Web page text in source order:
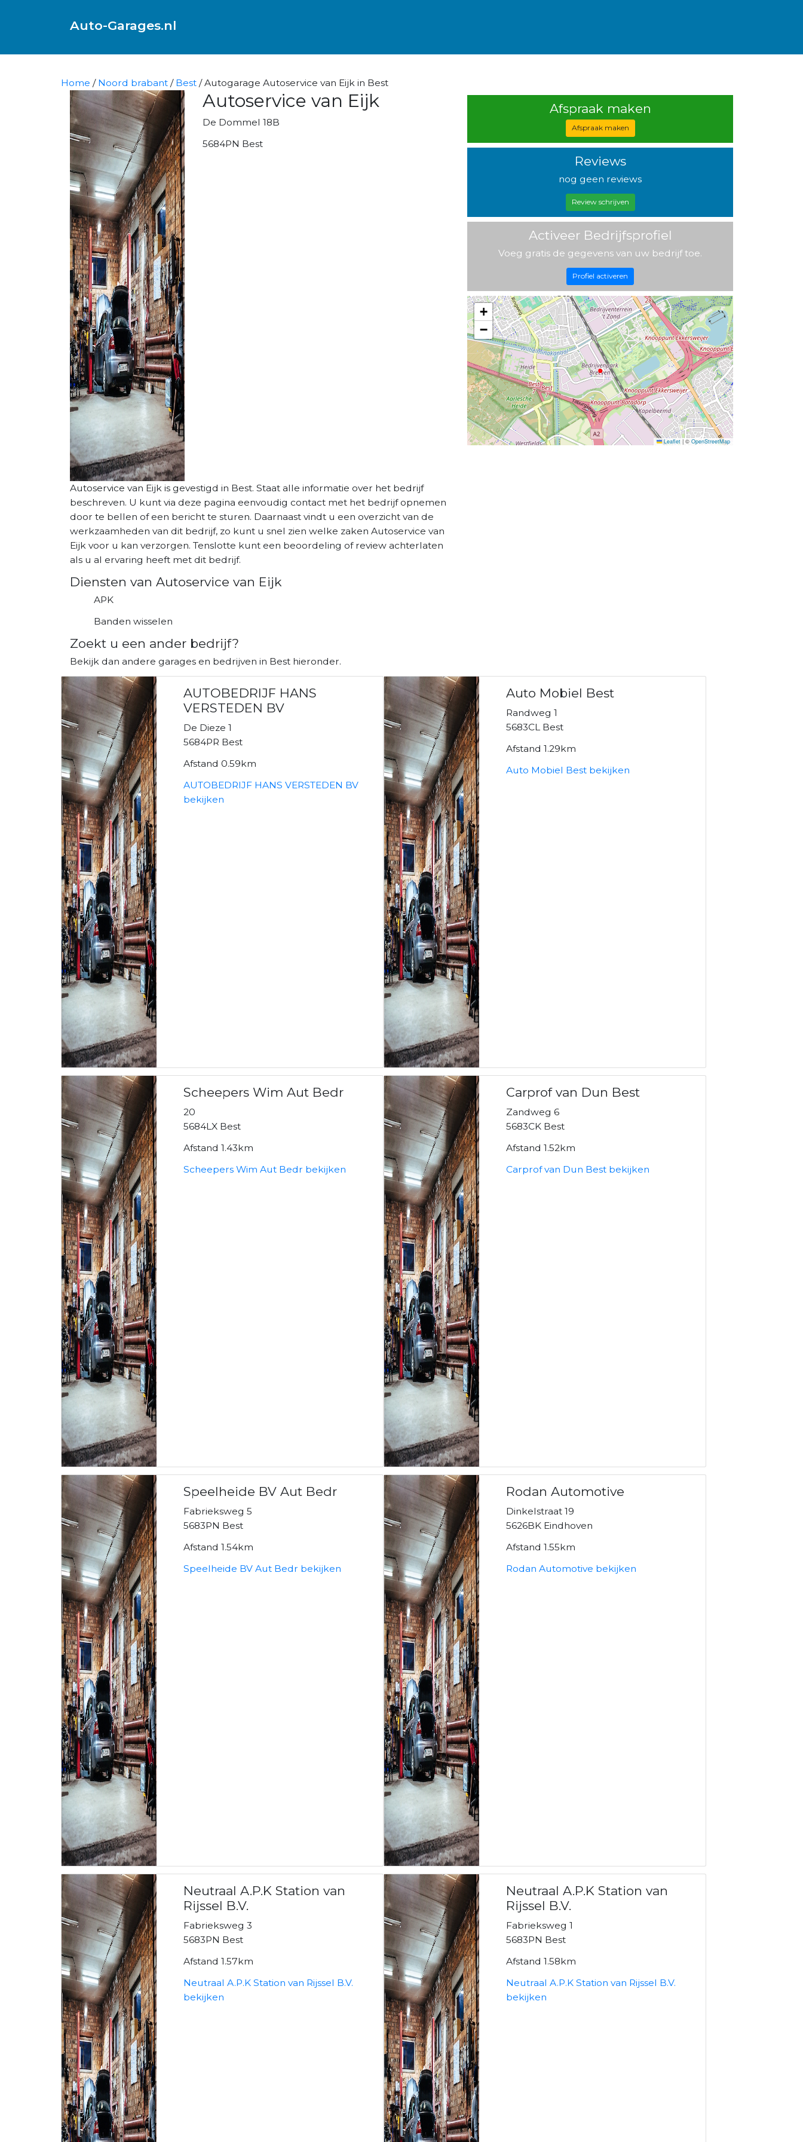
Auto-Garages.nl
Home / Noord brabant / Best / Autogarage Autoservice van Eijk in Best
Autoservice van Eijk
De Dommel 18B
5684PN Best
Autoservice van Eijk is gevestigd in Best. Staat alle informatie over het bedrijf
beschreven. U kunt via deze pagina eenvoudig contact met het bedrijf opnemen
door te bellen of een bericht te sturen. Daarnaast vindt u een overzicht van de
werkzaamheden van dit bedrijf, zo kunt u snel zien welke zaken Autoservice van
Eijk voor u kan verzorgen. Tenslotte kunt een beoordeling of review achterlaten
als u al ervaring heeft met dit bedrijf.
Diensten van Autoservice van Eijk
APK
Banden wisselen
Afspraak maken
Afspraak maken
Reviews
nog geen reviews
Review schrijven
Activeer Bedrijfsprofiel
Voeg gratis de gegevens van uw bedrijf toe.
Profiel activeren
+
−
Leaflet | © OpenStreetMap
Zoekt u een ander bedrijf?
Bekijk dan andere garages en bedrijven in Best hieronder.
AUTOBEDRIJF HANS
VERSTEDEN BV
De Dieze 1
5684PR Best
Afstand 0.59km
AUTOBEDRIJF HANS VERSTEDEN BV
bekijken
Auto Mobiel Best
Randweg 1
5683CL Best
Afstand 1.29km
Auto Mobiel Best bekijken
Scheepers Wim Aut Bedr
20
5684LX Best
Afstand 1.43km
Scheepers Wim Aut Bedr bekijken
Carprof van Dun Best
Zandweg 6
5683CK Best
Afstand 1.52km
Carprof van Dun Best bekijken
Speelheide BV Aut Bedr
Fabrieksweg 5
5683PN Best
Afstand 1.54km
Speelheide BV Aut Bedr bekijken
Rodan Automotive
Dinkelstraat 19
5626BK Eindhoven
Afstand 1.55km
Rodan Automotive bekijken
Neutraal A.P.K Station van
Rijssel B.V.
Fabrieksweg 3
5683PN Best
Afstand 1.57km
Neutraal A.P.K Station van Rijssel B.V.
bekijken
Neutraal A.P.K Station van
Rijssel B.V.
Fabrieksweg 1
5683PN Best
Afstand 1.58km
Neutraal A.P.K Station van Rijssel B.V.
bekijken